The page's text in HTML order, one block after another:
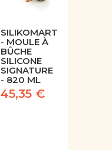
SILIKOMART
- MOULE À
BÛCHE
SILICONE
SIGNATURE
- 820 ML
45,35 €